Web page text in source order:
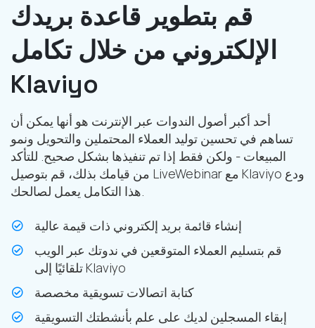
قم بتطوير قاعدة بريدك
الإلكتروني من خلال تكامل
Klaviyo
أحد أكبر أصول الندوات عبر الإنترنت هو أنها يمكن أن
تساهم في تحسين توليد العملاء المحتملين والتحويل ونمو
المبيعات - ولكن فقط إذا تم تنفيذها بشكل صحيح. للتأكد
من قيامك بذلك، قم بتوصيل LiveWebinar مع Klaviyo ودع
هذا التكامل يعمل لصالحك.
إنشاء قائمة بريد إلكتروني ذات قيمة عالية
قم بتسليم العملاء المتوقعين في ندوتك عبر الويب
تلقائيًا إلى Klaviyo
كتابة اتصالات تسويقية مخصصة
إبقاء المسجلين لديك على علم بأنشطتك التسويقية